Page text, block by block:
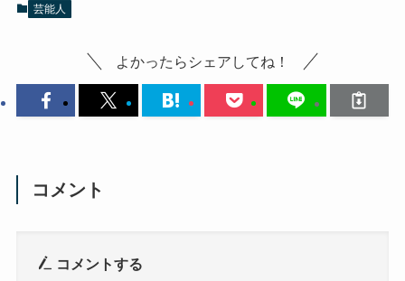
芸能人
よかったらシェアしてね！
コメント
コメントする